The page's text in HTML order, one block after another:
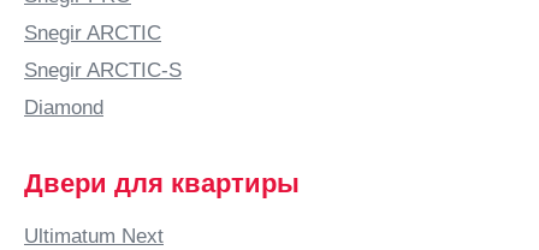
Snegir ARCTIC
Snegir ARCTIC-S
Diamond
Двери для квартиры
Ultimatum Next